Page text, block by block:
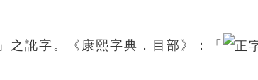
」之訛字。《康熙字典．目部》：「